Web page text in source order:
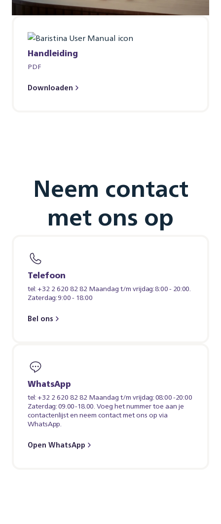
Handleiding
PDF
Downloaden
Neem contact
met ons op
Telefoon
tel: +32 2 620 82 82 Maandag t/m vrijdag: 8:00 - 20:00.
Zaterdag: 9:00 - 18:00
Bel ons
WhatsApp
tel: +32 2 620 82 82 Maandag t/m vrijdag: 08:00 -20:00
Zaterdag: 09.00-18.00. Voeg het nummer toe aan je
contactenlijst en neem contact met ons op via
WhatsApp.
Open WhatsApp